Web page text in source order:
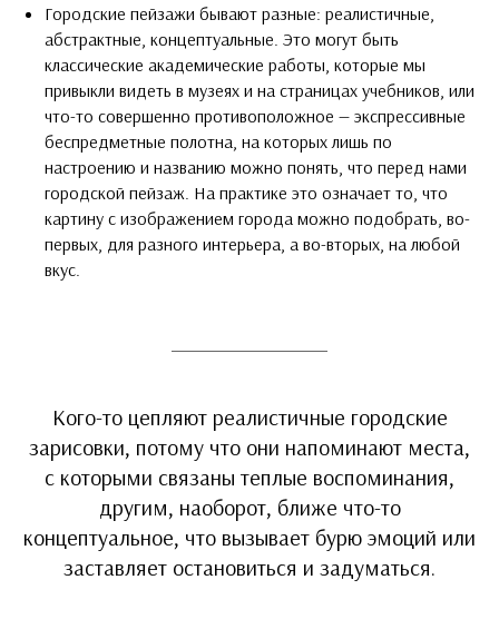
Городские пейзажи бывают разные: реалистичные,
абстрактные, концептуальные. Это могут быть
классические академические работы, которые мы
привыкли видеть в музеях и на страницах учебников, или
что-то совершенно противоположное — экспрессивные
беспредметные полотна, на которых лишь по
настроению и названию можно понять, что перед нами
городской пейзаж. На практике это означает то, что
картину с изображением города можно подобрать, во-
первых, для разного интерьера, а во-вторых, на любой
вкус.
Кого-то цепляют реалистичные городские
зарисовки, потому что они напоминают места,
с которыми связаны теплые воспоминания,
другим, наоборот, ближе что-то
концептуальное, что вызывает бурю эмоций или
заставляет остановиться и задуматься.